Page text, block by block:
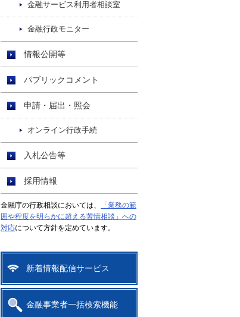
金融サービス利用者相談室
金融行政モニター
情報公開等
パブリックコメント
申請・届出・照会
オンライン行政手続
入札公告等
採用情報
金融庁の行政相談においては、
「業務の範
囲や程度を明らかに超える苦情相談」への
対応について方針を定めています。
新着情報配信サービス
金融事業者一括検索機能